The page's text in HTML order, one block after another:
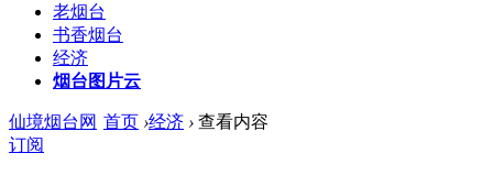
老烟台
书香烟台
经济
烟台图片云
仙境烟台网 首页 ›经济 › 查看内容
订阅